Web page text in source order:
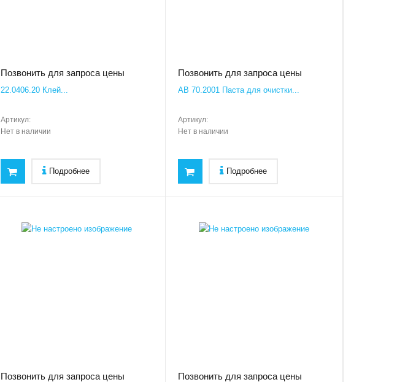
Позвонить для запроса цены
22.0406.20 Клей...
Артикул:
Нет в наличии
Подробнее
Позвонить для запроса цены
AB 70.2001 Паста для очистки...
Артикул:
Нет в наличии
Подробнее
Позвонить для запроса цены Позвонить для запроса цены